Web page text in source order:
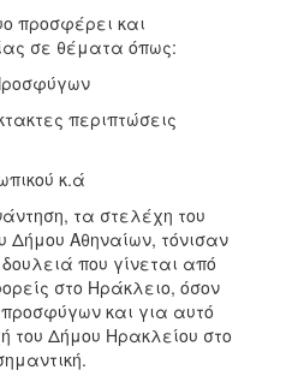
προσφέρει και
σε θέματα όπως:
περιπτώσεις
κ.ά
τα στελέχη του
Δήμου Αθηναίων, τόνισαν
που γίνεται από
στο Ηράκλειο, όσον
και για αυτό
του Δήμου Ηρακλείου στο